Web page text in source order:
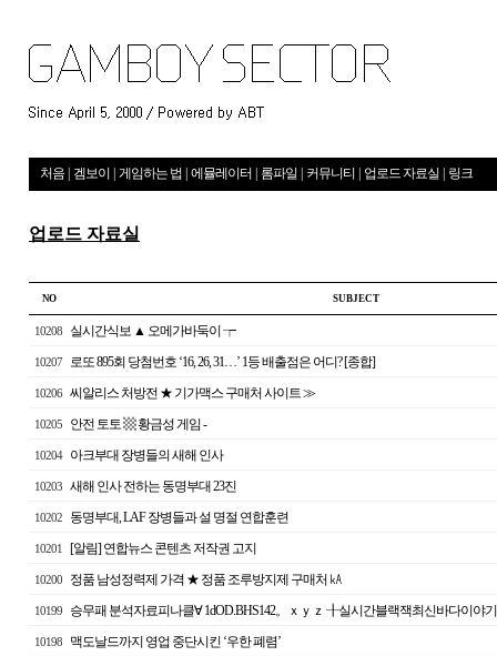
처음 겜보이 게임하는 법 에뮬레이터 롬파일 커뮤니티 업로드 자료실 링크
업로드 자료실
NO S U B J E C T
10208 실시간식보 ▲ 오메가바둑이 ┮
10207 로또 895회 당첨번호 ‘16, 26, 31…’ 1등 배출점은 어디? [종합]
10206 씨알리스 처방전 ★ 기가맥스 구매처 사이트 ≫
10205 안전 토토 ▩ 황금성 게임 -
10204 아크부대 장병들의 새해 인사
10203 새해 인사 전하는 동명부대 23진
10202 동명부대, LAF 장병들과 설 명절 연합훈련
10201 [알림] 연합뉴스 콘텐츠 저작권 고지
10200 정품 남성정력제 가격 ★ 정품 조루방지제 구매처 ㎄
10199 승무패 분석자료피나클∀ 1dOD.BHS142。ｘｙｚ ╂실시간블랙잭최신바다이야
10198 맥도날드까지 영업 중단시킨 ‘우한 폐렴’